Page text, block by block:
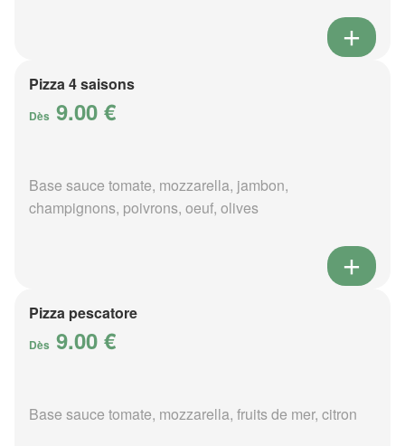
Pizza 4 saisons
Dès 9.00 €
Base sauce tomate, mozzarella, jambon,
champignons, poivrons, oeuf, olives
Pizza pescatore
Dès 9.00 €
Base sauce tomate, mozzarella, fruits de mer, citron